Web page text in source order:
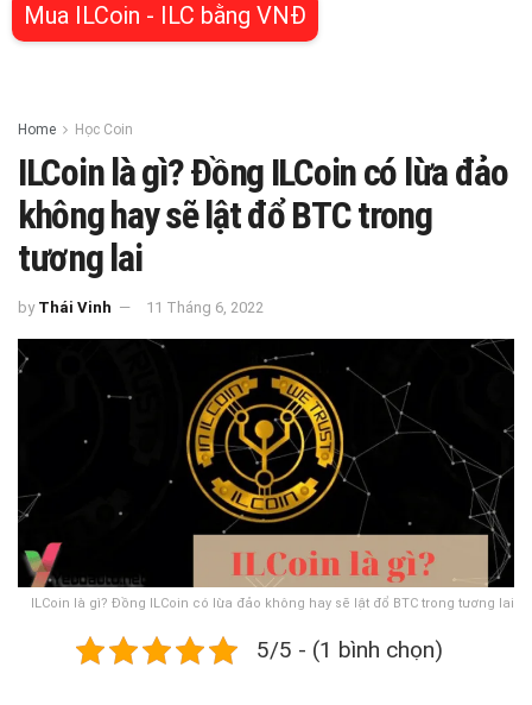
Mua ILCoin - ILC bằng VNĐ
Home Học Coin
ILCoin là gì? Đồng ILCoin có lừa đảo
không hay sẽ lật đổ BTC trong
tương lai
by Thái Vinh 11 Tháng 6, 2022
ILCoin là gì? Đồng ILCoin có lừa đảo không hay sẽ lật đổ BTC trong tương lai
5/5 - (1 bình chọn)